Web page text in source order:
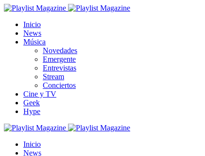
Inicio
News
Música
Novedades
Emergente
Entrevistas
Stream
Conciertos
Cine y TV
Geek
Hype
Inicio
News